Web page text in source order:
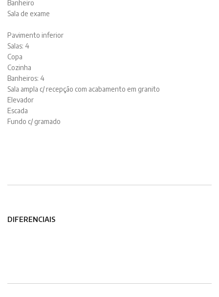
Banheiro
Sala de exame
Pavimento inferior
Salas: 4
Copa
Cozinha
Banheiros: 4
Sala ampla c/ recepção com acabamento em granito
Elevador
Escada
Fundo c/ gramado
DIFERENCIAIS